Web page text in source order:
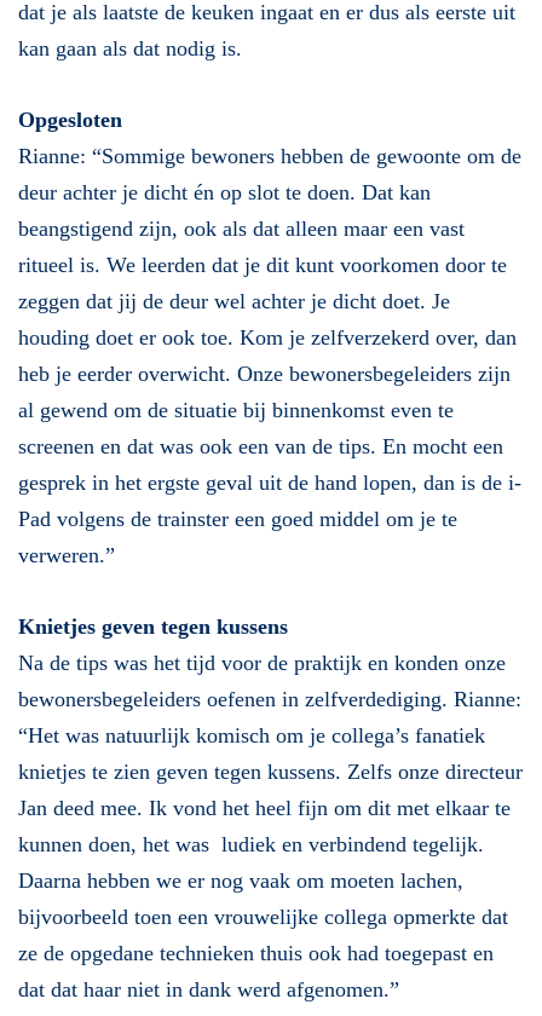
dat je als laatste de keuken ingaat en er dus als eerste uit
kan gaan als dat nodig is.
Opgesloten
Rianne: “Sommige bewoners hebben de gewoonte om de
deur achter je dicht én op slot te doen. Dat kan
beangstigend zijn, ook als dat alleen maar een vast
ritueel is. We leerden dat je dit kunt voorkomen door te
zeggen dat jij de deur wel achter je dicht doet. Je
houding doet er ook toe. Kom je zelfverzekerd over, dan
heb je eerder overwicht. Onze bewonersbegeleiders zijn
al gewend om de situatie bij binnenkomst even te
screenen en dat was ook een van de tips. En mocht een
gesprek in het ergste geval uit de hand lopen, dan is de i-
Pad volgens de trainster een goed middel om je te
verweren.”
Knietjes geven tegen kussens
Na de tips was het tijd voor de praktijk en konden onze
bewonersbegeleiders oefenen in zelfverdediging. Rianne:
“Het was natuurlijk komisch om je collega’s fanatiek
knietjes te zien geven tegen kussens. Zelfs onze directeur
Jan deed mee. Ik vond het heel fijn om dit met elkaar te
kunnen doen, het was ludiek en verbindend tegelijk.
Daarna hebben we er nog vaak om moeten lachen,
bijvoorbeeld toen een vrouwelijke collega opmerkte dat
ze de opgedane technieken thuis ook had toegepast en
dat dat haar niet in dank werd afgenomen.”